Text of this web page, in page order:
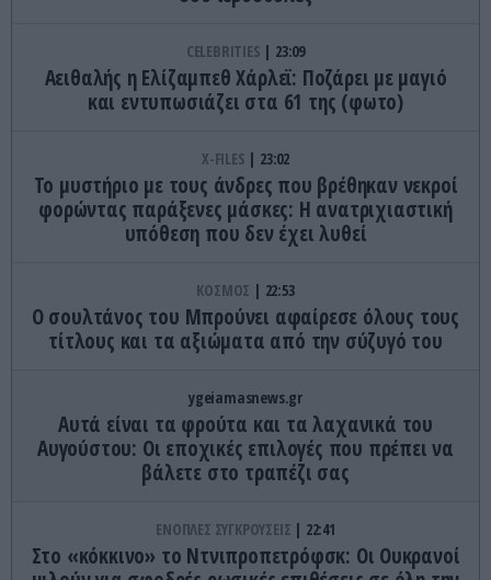
CELEBRITIES 23:09
Αειθαλής η Ελίζαμπεθ Χάρλεϊ: Ποζάρει με μαγιό
και εντυπωσιάζει στα 61 της (φωτο)
X-FILES 23:02
Το μυστήριο με τους άνδρες που βρέθηκαν νεκροί
φορώντας παράξενες μάσκες: Η ανατριχιαστική
υπόθεση που δεν έχει λυθεί
ΚΟΣΜΟΣ 22:53
Ο σουλτάνος του Μπρούνει αφαίρεσε όλους τους
τίτλους και τα αξιώματα από την σύζυγό του
ygeiamasnews.gr
Αυτά είναι τα φρούτα και τα λαχανικά του
Αυγούστου: Οι εποχικές επιλογές που πρέπει να
βάλετε στο τραπέζι σας
ΕΝΟΠΛΕΣ ΣΥΓΚΡΟΥΣΕΙΣ 22:41
Στο «κόκκινο» το Ντνιπροπετρόφσκ: Οι Ουκρανοί